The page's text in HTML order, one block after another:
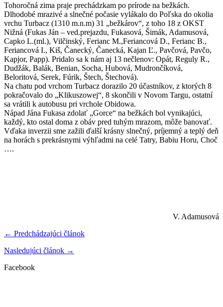
Tohoročná zima praje prechádzkam po prírode na bežkách.
Dlhodobé mrazivé a slnečné počasie vylákalo do Poľska do okolia
vrchu Turbacz (1310 m.n.m) 31 „bežkárov“, z toho 18 z OKST
Nižná (Fukas Ján – ved.prejazdu, Fukasová, Šimák, Adamusová,
Capko L.(ml.), Vilčinský, Ferianc M.,Feriancová D., Ferianc B.,
Feriancová I., Kiš, Čanecký, Čanecká, Kajan Ľ., Pavčová, Pavčo,
Kapjor, Papp). Pridalo sa k nám aj 13 nečlenov: Opát, Reguly R.,
Dudžák, Balák, Benian, Socha, Hubová, Mudrončíková,
Beloritová, Serek, Fúrik, Štech, Štechová).
Na chatu pod vrchom Turbacz dorazilo 20 účastníkov, z ktorých 8
pokračovalo do „Klikuszowej“, 8 skončili v Novom Targu, ostatní
sa vrátili k autobusu pri vrchole Obidowa.
Nápad Jána Fukasa zdolať „Gorce“ na bežkách bol vynikajúci,
každý, kto ostal doma z obáv pred tuhým mrazom, môže banovať.
Vďaka inverzii sme zažili ďalší krásny slnečný, príjemný a teplý deň
na horách s prekrásnymi výhľadmi na celé Tatry, Babiu Horu, Choč
….
V. Adamusová
← Predchádzajúci článok
Nasledujúci článok →
Facebook